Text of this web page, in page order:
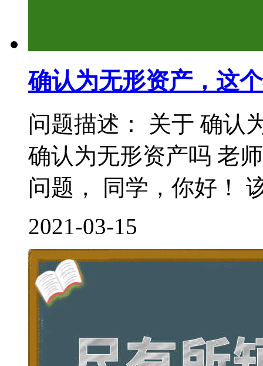
确认为无形资产，这
问题描述： 关于 确认
确认为无形资产吗 老
问题， 同学，你好！
2021-03-15